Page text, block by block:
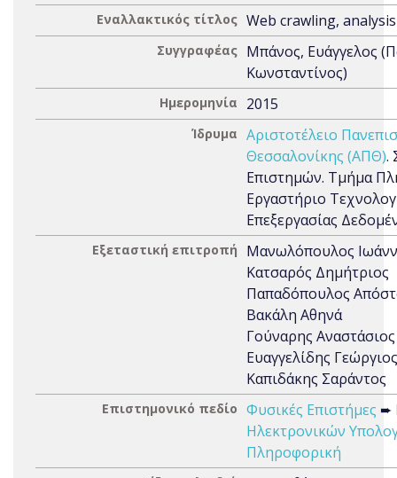
Εναλλακτικός τίτλος Web crawling,
Συγγραφέας Μπάνος, Ευάγγελος
Κωνσταντίνος)
Ημερομηνία 2015
Ίδρυμα Αριστοτέλειο
Θεσσαλονίκης (ΑΠΘ).
Επιστημών. Τμήμα
Εργαστήριο
Επεξεργασίας
Εξεταστική επιτροπή
Μανωλόπουλος
Κατσαρός Δημήτριος
Παπαδόπουλος
Βακάλη Αθηνά
Γούναρης Αναστάσιος
Ευαγγελίδης Γεώργιος
Καπιδάκης Σαράντος
Επιστημονικό πεδίο Φυσικές Επιστήμες ➨
Ηλεκτρονικών
Πληροφορική